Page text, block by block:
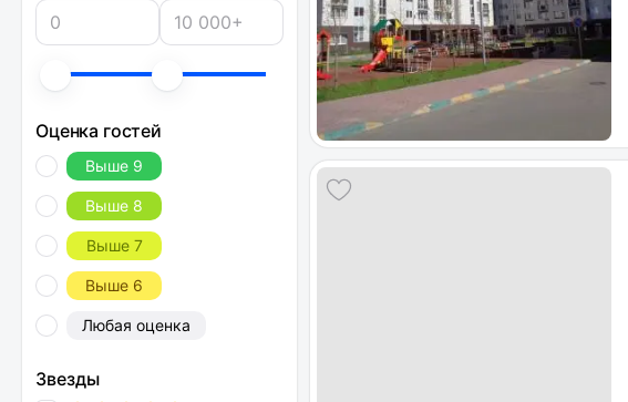
Оценка гостей
Выше 9
Выше 8
Выше 7
Выше 6
Любая оценка
Звезды